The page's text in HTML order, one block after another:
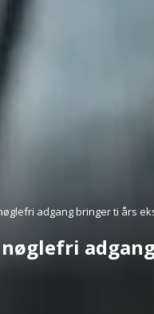
adgang bringer ti års